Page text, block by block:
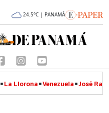
24.5°C | PANAMÁ
La Llorona Venezuela José